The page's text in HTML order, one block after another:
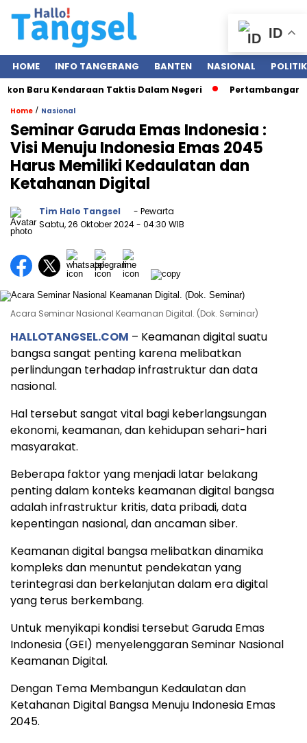
HOME INFO TANGERANG BANTEN NASIONAL POLITIK
Baru Kendaraan Taktis Dalam Negeri Pertambangan
Home / Nasional
Seminar Garuda Emas Indonesia :
Visi Menuju Indonesia Emas 2045
Harus Memiliki Kedaulatan dan
Ketahanan Digital
Tim Halo Tangsel
- Pewarta
Sabtu, 26 Oktober 2024- 04:30 WIB
Acara Seminar Nasional Keamanan Digital. (Dok. Seminar)
HALLOTANGSEL.COM – Keamanan digital suatu
bangsa sangat penting karena melibatkan
perlindungan terhadap infrastruktur dan data
nasional.
Hal tersebut sangat vital bagi keberlangsungan
ekonomi, keamanan, dan kehidupan sehari-hari
masyarakat.
Beberapa faktor yang menjadi latar belakang
penting dalam konteks keamanan digital bangsa
adalah infrastruktur kritis, data pribadi, data
kepentingan nasional, dan ancaman siber.
Keamanan digital bangsa melibatkan dinamika
kompleks dan menuntut pendekatan yang
terintegrasi dan berkelanjutan dalam era digital
yang terus berkembang.
Untuk menyikapi kondisi tersebut Garuda Emas
Indonesia (GEI) menyelenggaran Seminar Nasional
Keamanan Digital.
Dengan Tema Membangun Kedaulatan dan
Ketahanan Digital Bangsa Menuju Indonesia Emas
2045.
ID